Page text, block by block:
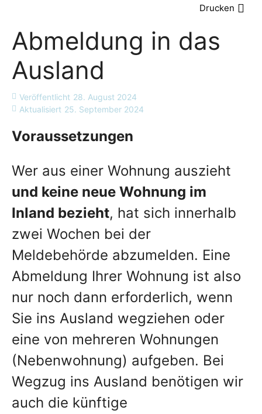
Drucken
Abmeldung in das
Ausland
Veröffentlicht 28. August 2024
Aktualisiert 25. September 2024
Voraussetzungen
Wer aus einer Wohnung auszieht
und keine neue Wohnung im
Inland bezieht, hat sich innerhalb
zwei Wochen bei der
Meldebehörde abzumelden. Eine
Abmeldung Ihrer Wohnung ist also
nur noch dann erforderlich, wenn
Sie ins Ausland wegziehen oder
eine von mehreren Wohnungen
(Nebenwohnung) aufgeben. Bei
Wegzug ins Ausland benötigen wir
auch die künftige